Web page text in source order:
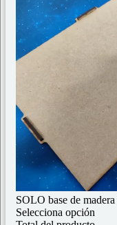
SOLO base de madera
Selecciona opción